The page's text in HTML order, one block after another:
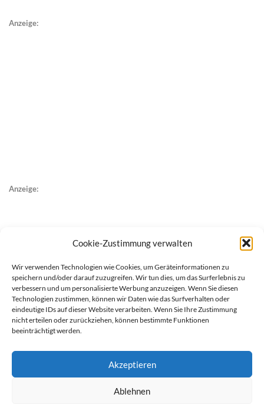
Cookie-Zustimmung verwalten
Wir verwenden Technologien wie Cookies, um Geräteinformationen zu
speichern und/oder darauf zuzugreifen. Wir tun dies, um das Surferlebnis zu
verbessern und um personalisierte Werbung anzuzeigen. Wenn Sie diesen
Technologien zustimmen, können wir Daten wie das Surfverhalten oder
eindeutige IDs auf dieser Website verarbeiten. Wenn Sie Ihre Zustimmung
nicht erteilen oder zurückziehen, können bestimmte Funktionen
beeinträchtigt werden.
Akzeptieren
Ablehnen
Anzeige:
Anzeige: